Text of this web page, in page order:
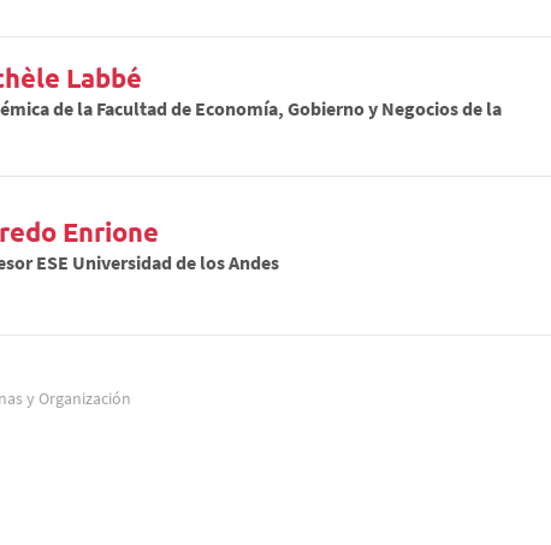
Labbé
de la Facultad de Economía, Gobierno y Negocios de la
Enrione
ESE Universidad de los Andes
y Organización